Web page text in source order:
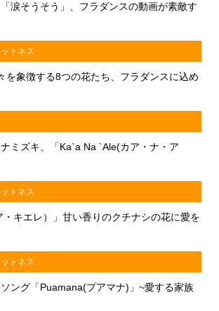
涙そうそう」、フラダンスの動画が素敵す
トネス
を象徴する8つの花たち、フラダンスに込め
ミズキ、「Ka`a Na `Ale(カア・ナ・ア
トネス
・キエレ）」甘い香りのクチナシの花に愛を
トネス
ング「Puamana(プアマナ)」~愛する家族